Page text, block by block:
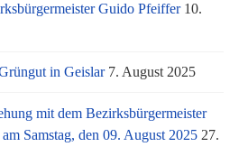
Guido Pfeiffer 10.
in Geislar 7. August 2025
mit dem Bezirksbürgermeister
Samstag, den 09. August 2025 27.